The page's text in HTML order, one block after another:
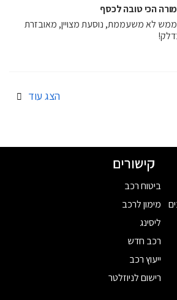
הכי טובה לכסף
ממש לא משעממת, נוסעת מצויין, מאובזרת
הצג עוד
קישורים
ביטוח רכב
מימון לרכב
ליסינג
רכב חדש
ייעוץ רכב
רישום לניוזלטר